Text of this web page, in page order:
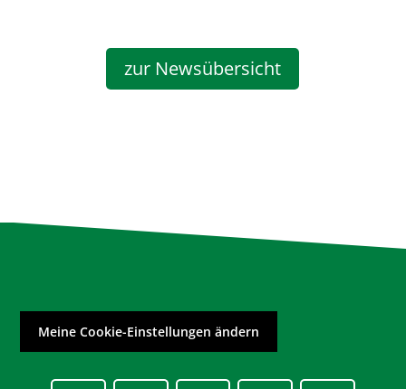
zur Newsübersicht
Meine Cookie-Einstellungen ändern